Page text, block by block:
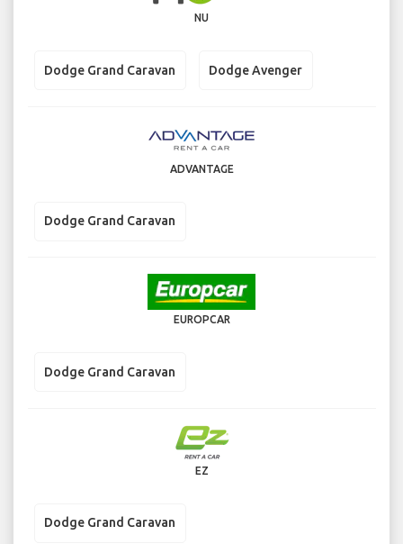
NU
Dodge Grand Caravan Dodge Avenger
ADVANTAGE
Dodge Grand Caravan
EUROPCAR
Dodge Grand Caravan
EZ
Dodge Grand Caravan